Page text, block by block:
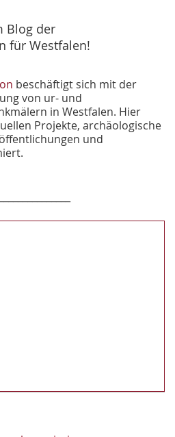
Blog der
für Westfalen!
beschäftigt sich mit der
von ur- und
in Westfalen. Hier
Projekte, archäologische
und